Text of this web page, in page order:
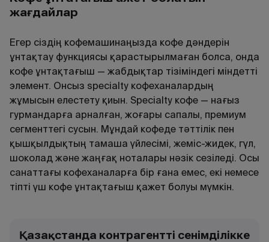
жағдайлар
Егер сіздің кофемашинаңызда кофе дәндерін
ұнтақтау функциясы қарастырылмаған болса, онда
кофе ұнтақтағыш — жабдықтар тізіміндегі міндетті
элемент. Онсыз specialty кофеханалардың
жұмысын елестету қиын. Specialty кофе — нағыз
гурмандарға арналған, жоғары сапалы, премиум
сегменттегі сусын. Мұндай кофеде тәттілік пен
қышқылдықтың тамаша үйлесімі, жеміс-жидек, гүл,
шоколад және жаңғақ ноталары нәзік сезіледі. Осы
санаттағы кофеханаларға бір ғана емес, екі немесе
тіпті үш кофе ұнтақтағыш қажет болуы мүмкін.
Қазақстанда контрагентті сенімділікке